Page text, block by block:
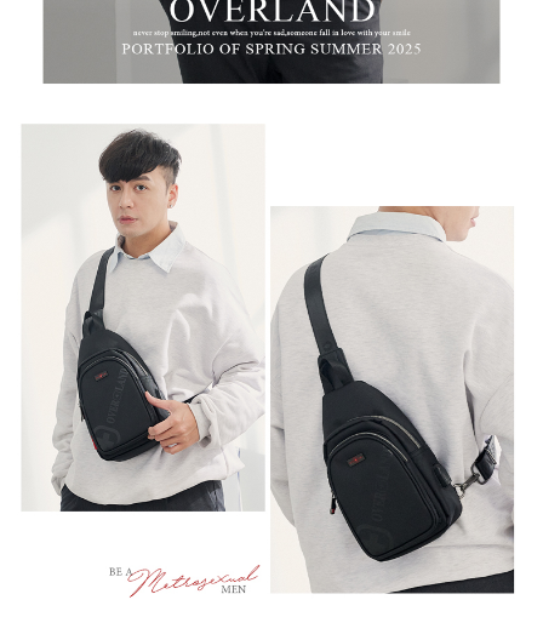
https://aftee.tw/terms/#terms3
３．未成年的使用者請事先徵得法定代理人或監護人之同意方可使用
「AFTEE先享後付」，若未經同意申辦者引起之損失，本公司不負相關責
請求用戶進行身份認證。
５．嚴禁一人註冊多個帳號或使用他人資訊註冊。若發現惡意使用之情形，
恩沛科技股份有限公司將有權停止該用戶之使用額度並採取法律行動。
每筆NT$100，滿NT$699(含以上)免運費
每筆NT$100，滿NT$999(含以上)免運費
每筆NT$100，滿NT$999(含以上)免運費
新竹物流/黑貓
每筆NT$250，滿NT$2,000(含以上)免運費